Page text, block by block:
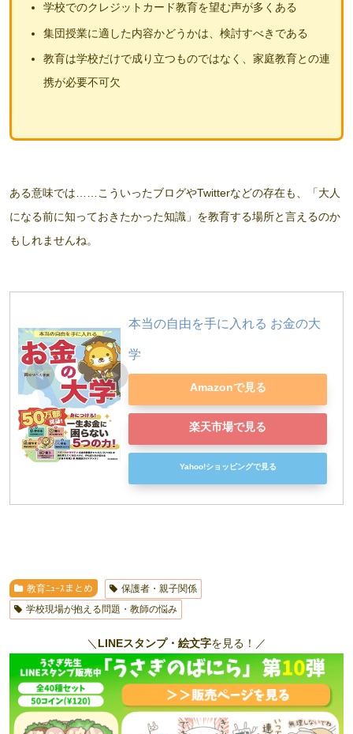
学校でのクレジットカード教育を望む声が多くある
集団授業に適した内容かどうかは、検討すべきである
教育は学校だけで成り立つものではなく、家庭教育との連
携が必要不可欠
ある意味では……こういったブログやTwitterなどの存在も、「大人
になる前に知っておきたかった知識」を教育する場所と言えるのか
もしれませんね。
本当の自由を手に入れる お金の大
学
Amazonで見る
楽天市場で見る
Yahoo!ショッピングで見る
教育ﾆｭｰｽまとめ
保護者・親子関係
学校現場が抱える問題・教師の悩み
＼ LINEスタンプ・絵文字を見る！／